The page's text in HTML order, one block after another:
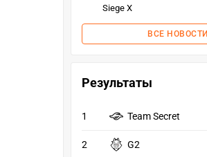
Siege X
ВСЕ НОВОСТИ
Результаты
1 Team Secret
2 G2